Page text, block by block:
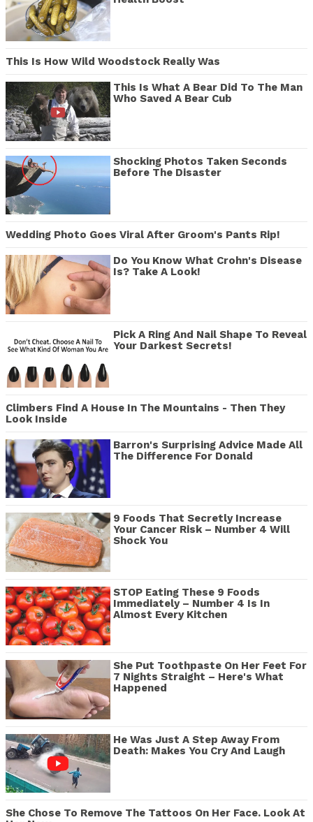
This Is How Wild Woodstock Really Was
This Is What A Bear Did To The Man
Who Saved A Bear Cub
Shocking Photos Taken Seconds
Before The Disaster
Wedding Photo Goes Viral After Groom's Pants Rip!
Do You Know What Crohn's Disease
Is? Take A Look!
Pick A Ring And Nail Shape To Reveal
Your Darkest Secrets!
Climbers Find A House In The Mountains - Then They
Look Inside
Barron's Surprising Advice Made All
The Difference For Donald
9 Foods That Secretly Increase
Your Cancer Risk – Number 4 Will
Shock You
STOP Eating These 9 Foods
Immediately – Number 4 Is In
Almost Every Kitchen
She Put Toothpaste On Her Feet For
7 Nights Straight – Here's What
Happened
He Was Just A Step Away From
Death: Makes You Cry And Laugh
She Chose To Remove The Tattoos On Her Face. Look At